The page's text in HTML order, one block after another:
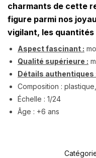
charmants de cette
figure parmi nos
vigilant, les quantités
Aspect fascinant :
Qualité supérieure :
Détails authentiques
Composition :
Échelle : 1/24
Âge : +6 ans